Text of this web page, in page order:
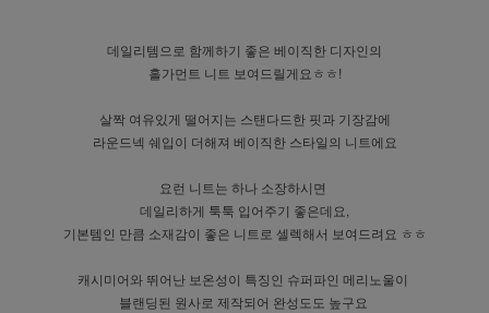
데일리템으로 함께하기 좋은 베이직한 디자인의
홀가먼트 니트 보여드릴게요ㅎㅎ!
살짝 여유있게 떨어지는 스탠다드한 핏과 기장감에
라운드넥 쉐입이 더해져 베이직한 스타일의 니트에요
요런 니트는 하나 소장하시면
데일리하게 툭툭 입어주기 좋은데요,
기본템인 만큼 소재감이 좋은 니트로 셀렉해서 보여드려요 ㅎㅎ
캐시미어와 뛰어난 보온성이 특징인 슈퍼파인 메리노울이
블랜딩된 원사로 제작되어 완성도도 높구요